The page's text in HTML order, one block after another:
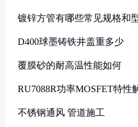
镀锌方管有哪些常见规格和
D400球墨铸铁井盖重多少
覆膜砂的耐高温性能如何
RU7088R功率MOSFET特性
不锈钢通风 管道施工